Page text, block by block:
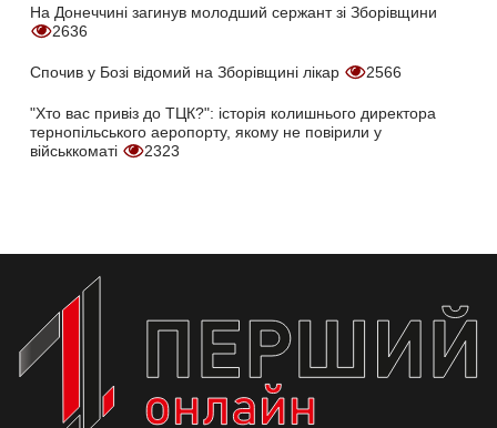
На Донеччині загинув молодший сержант зі Зборівщини
2636
Спочив у Бозі відомий на Зборівщині лікар 2566
"Хто вас привіз до ТЦК?": історія колишнього директора
тернопільського аеропорту, якому не повірили у
військкоматі
2323